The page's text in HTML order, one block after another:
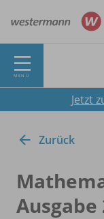
MENÜ
Jetzt
Zurück
Ausgabe